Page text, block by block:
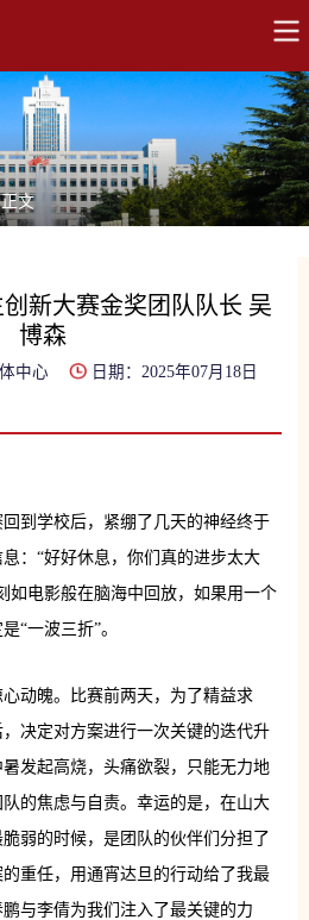
正文
新大赛金奖团队队长 吴
博森
中心 日期：2025年07月18日
到学校后，紧绷了几天的神经终于
：“好好休息，你们真的进步太大
如电影般在脑海中回放，如果用一个
“一波三折”。
动魄。比赛前两天，为了精益求
决定对方案进行一次关键的迭代升
发起高烧，头痛欲裂，只能无力地
的焦虑与自责。幸运的是，在山大
弱的时候，是团队的伙伴们分担了
重任，用通宵达旦的行动给了我最
与李倩为我们注入了最关键的力